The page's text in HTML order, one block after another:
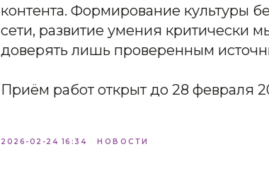
контента. Формирование культуры
сети, развитие умения критически
доверять лишь проверенным
Приём работ открыт до 28 февраля
2026-02-24 16:34 НОВОСТИ